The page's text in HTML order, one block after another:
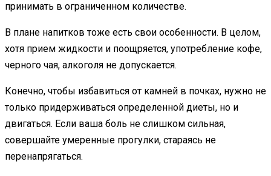
принимать в ограниченном количестве.
В плане напитков тоже есть свои особенности. В целом,
хотя прием жидкости и поощряется, употребление кофе,
черного чая, алкоголя не допускается.
Конечно, чтобы избавиться от камней в почках, нужно не
только придерживаться определенной диеты, но и
двигаться. Если ваша боль не слишком сильная,
совершайте умеренные прогулки, стараясь не
перенапрягаться.